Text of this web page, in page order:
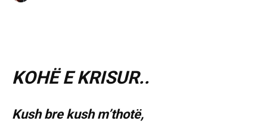
KOHË E KRISUR..
Kush bre kush m’thotë,